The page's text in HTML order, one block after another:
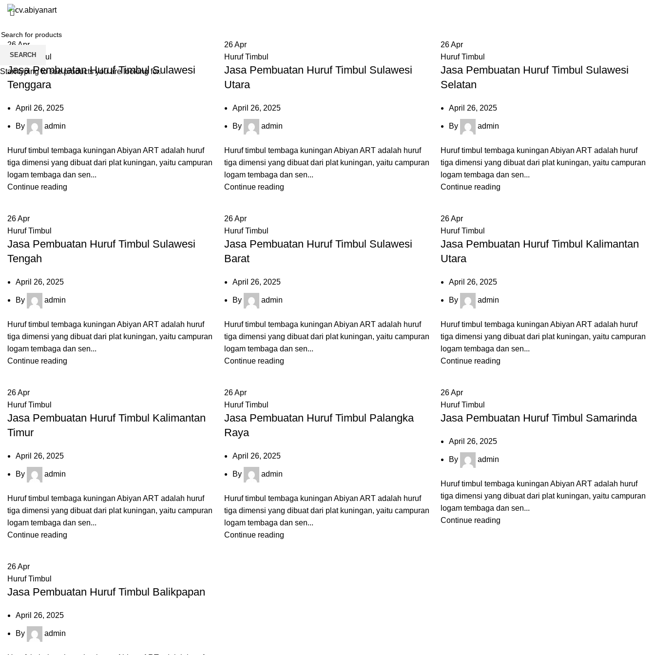
Huruf Timbul
HOME ARCHIVE BY CATEGORY "HURUF TIMBUL"
26 Apr
Huruf Timbul
Jasa Pembuatan Huruf Timbul Sulawesi
Tenggara
April 26, 2025
By admin
Huruf timbul tembaga kuningan Abiyan ART adalah huruf
tiga dimensi yang dibuat dari plat kuningan, yaitu campuran
logam tembaga dan sen...
Continue reading
26Apr
Huruf Timbul
Jasa Pembuatan Huruf Timbul Sulawesi
Utara
April 26, 2025
By admin
Huruf timbul tembaga kuningan Abiyan ART adalah huruf
tiga dimensi yang dibuat dari plat kuningan, yaitu campuran
logam tembaga dan sen...
Continue reading
26Apr
Huruf Timbul
Jasa Pembuatan Huruf Timbul Sulawesi
Selatan
April 26, 2025
By admin
Huruf timbul tembaga kuningan Abiyan ART adalah huruf
tiga dimensi yang dibuat dari plat kuningan, yaitu campuran
logam tembaga dan sen...
Continue reading
26Apr
Huruf Timbul
Jasa Pembuatan Huruf Timbul Sulawesi
Tengah
April 26, 2025
By admin
Huruf timbul tembaga kuningan Abiyan ART adalah huruf
tiga dimensi yang dibuat dari plat kuningan, yaitu campuran
logam tembaga dan sen...
Continue reading
26Apr
Huruf Timbul
Jasa Pembuatan Huruf Timbul Sulawesi
Barat
April 26, 2025
By admin
Huruf timbul tembaga kuningan Abiyan ART adalah huruf
tiga dimensi yang dibuat dari plat kuningan, yaitu campuran
logam tembaga dan sen...
Continue reading
26Apr
Huruf Timbul
Jasa Pembuatan Huruf Timbul Kalimantan
Utara
April 26, 2025
By admin
Huruf timbul tembaga kuningan Abiyan ART adalah huruf
tiga dimensi yang dibuat dari plat kuningan, yaitu campuran
logam tembaga dan sen...
Continue reading
26Apr
Huruf Timbul
Jasa Pembuatan Huruf Timbul Kalimantan
Timur
April 26, 2025
By admin
Huruf timbul tembaga kuningan Abiyan ART adalah huruf
tiga dimensi yang dibuat dari plat kuningan, yaitu campuran
logam tembaga dan sen...
Continue reading
26Apr
Huruf Timbul
Jasa Pembuatan Huruf Timbul Palangka
Raya
April 26, 2025
By admin
Huruf timbul tembaga kuningan Abiyan ART adalah huruf
tiga dimensi yang dibuat dari plat kuningan, yaitu campuran
logam tembaga dan sen...
Continue reading
26Apr
Huruf Timbul
Jasa Pembuatan Huruf Timbul Samarinda
April 26, 2025
By admin
Huruf timbul tembaga kuningan Abiyan ART adalah huruf
tiga dimensi yang dibuat dari plat kuningan, yaitu campuran
logam tembaga dan sen...
Continue reading
26Apr
Huruf Timbul
Jasa Pembuatan Huruf Timbul Balikpapan
April 26, 2025
By admin
SEARCH
Start typing to see products you are looking for.